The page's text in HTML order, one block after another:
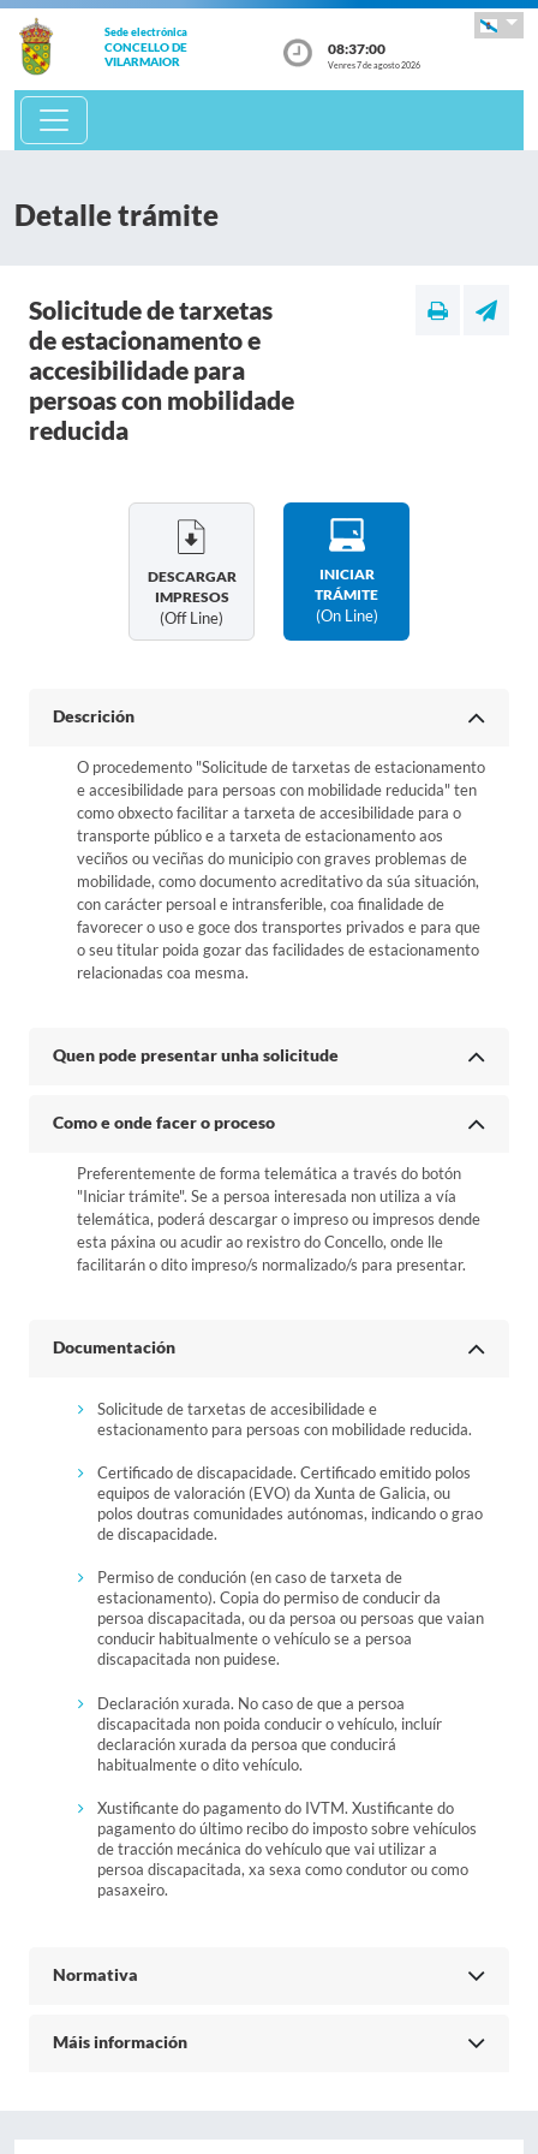
Sede electrónica
CONCELLO DE
VILARMAIOR
08:37:00
Venres 7 de agosto 2026
Detalle trámite
Solicitude de tarxetas
de estacionamento e
accesibilidade para
persoas con mobilidade
reducida
DESCARGAR
IMPRESOS
(off Line)
INICIAR
TRÁMITE
(on Line)
Descrición
O procedemento "Solicitude de tarxetas de estacionamento
e accesibilidade para persoas con mobilidade reducida" ten
como obxecto facilitar a tarxeta de accesibilidade para o
transporte público e a tarxeta de estacionamento aos
veciños ou veciñas do municipio con graves problemas de
mobilidade, como documento acreditativo da súa situación,
con carácter persoal e intransferible, coa finalidade de
favorecer o uso e goce dos transportes privados e para que
o seu titular poida gozar das facilidades de estacionamento
relacionadas coa mesma.
Quen pode presentar unha solicitude
Como e onde facer o proceso
Preferentemente de forma telemática a través do botón
"Iniciar trámite". Se a persoa interesada non utiliza a vía
telemática, poderá descargar o impreso ou impresos dende
esta páxina ou acudir ao rexistro do Concello, onde lle
facilitarán o dito impreso/s normalizado/s para presentar.
Documentación
Solicitude de tarxetas de accesibilidade e
estacionamento para persoas con mobilidade reducida.
Certificado de discapacidade. Certificado emitido polos
equipos de valoración (EVO) da Xunta de Galicia, ou
polos doutras comunidades autónomas, indicando o grao
de discapacidade.
Permiso de condución (en caso de tarxeta de
estacionamento). Copia do permiso de conducir da
persoa discapacitada, ou da persoa ou persoas que vaian
conducir habitualmente o vehículo se a persoa
discapacitada non puidese.
Declaración xurada. No caso de que a persoa
discapacitada non poida conducir o vehículo, incluír
declaración xurada da persoa que conducirá
habitualmente o dito vehículo.
Xustificante do pagamento do IVTM. Xustificante do
pagamento do último recibo do imposto sobre vehículos
de tracción mecánica do vehículo que vai utilizar a
persoa discapacitada, xa sexa como condutor ou como
pasaxeiro.
Normativa
Máis información